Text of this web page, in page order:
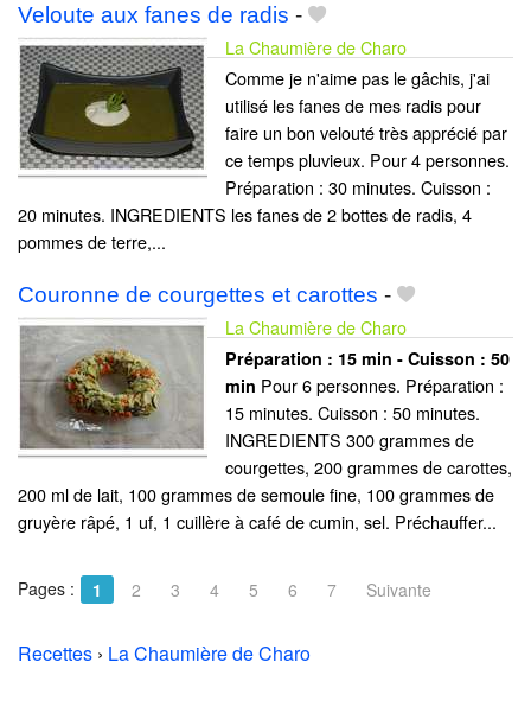
Veloute aux fanes de radis -
La Chaumière de Charo
Comme je n'aime pas le gâchis, j'ai
utilisé les fanes de mes radis pour
faire un bon velouté très apprécié par
ce temps pluvieux. Pour 4 personnes.
Préparation : 30 minutes. Cuisson :
20 minutes. INGREDIENTS les fanes de 2 bottes de radis, 4
pommes de terre,...
Couronne de courgettes et carottes -
La Chaumière de Charo
Préparation : 15 min - Cuisson : 50
min Pour 6 personnes. Préparation :
15 minutes. Cuisson : 50 minutes.
INGREDIENTS 300 grammes de
courgettes, 200 grammes de carottes,
200 ml de lait, 100 grammes de semoule fine, 100 grammes de
gruyère râpé, 1 uf, 1 cuillère à café de cumin, sel. Préchauffer...
Pages : 1 2 3 4 5 6 7 Suivante
Recettes › La Chaumière de Charo